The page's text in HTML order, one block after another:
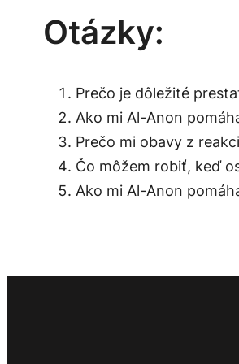
Otázky:
Prečo je dôležité
Ako mi Al-Anon
Prečo mi obavy z
Čo môžem robiť, keď
Ako mi Al-Anon